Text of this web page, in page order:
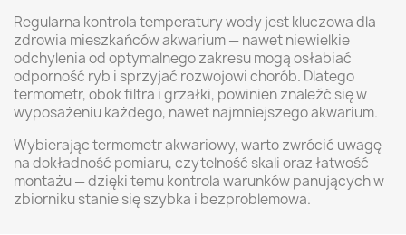
Regularna kontrola temperatury wody jest kluczowa dla
zdrowia mieszkańców akwarium — nawet niewielkie
odchylenia od optymalnego zakresu mogą osłabiać
odporność ryb i sprzyjać rozwojowi chorób. Dlatego
termometr, obok filtra i grzałki, powinien znaleźć się w
wyposażeniu każdego, nawet najmniejszego akwarium.
Wybierając termometr akwariowy, warto zwrócić uwagę
na dokładność pomiaru, czytelność skali oraz łatwość
montażu — dzięki temu kontrola warunków panujących w
zbiorniku stanie się szybka i bezproblemowa.